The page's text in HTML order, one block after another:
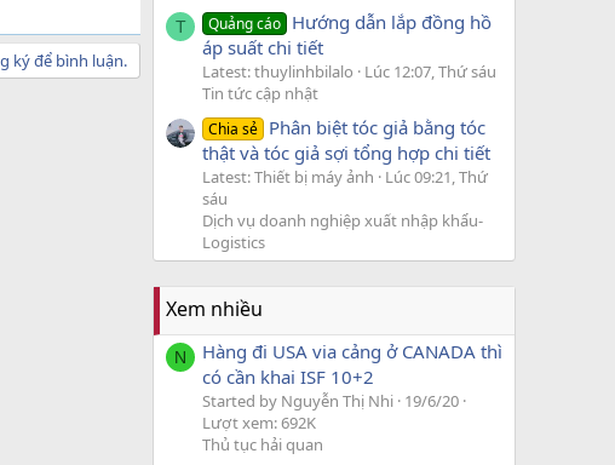
ký để bình luận.
T Quảng cáo Hướng dẫn lắp đồng hồ
áp suất chi tiết
Latest: thuylinhbilalo
Lúc 12:07, Thứ sáu
Tin tức cập nhật
Chia sẻ Phân biệt tóc giả bằng tóc
thật và tóc giả sợi tổng hợp chi tiết
Latest: Thiết bị máy ảnh
Lúc 09:21, Thứ
sáu
Dịch vụ doanh nghiệp xuất nhập khẩu-
Logistics
Xem nhiều
N
Hàng đi USA via cảng ở CANADA thì
có cần khai ISF 10+2
Started by Nguyễn Thị Nhi 19/6/20
Lượt xem: 692K
Thủ tục hải quan